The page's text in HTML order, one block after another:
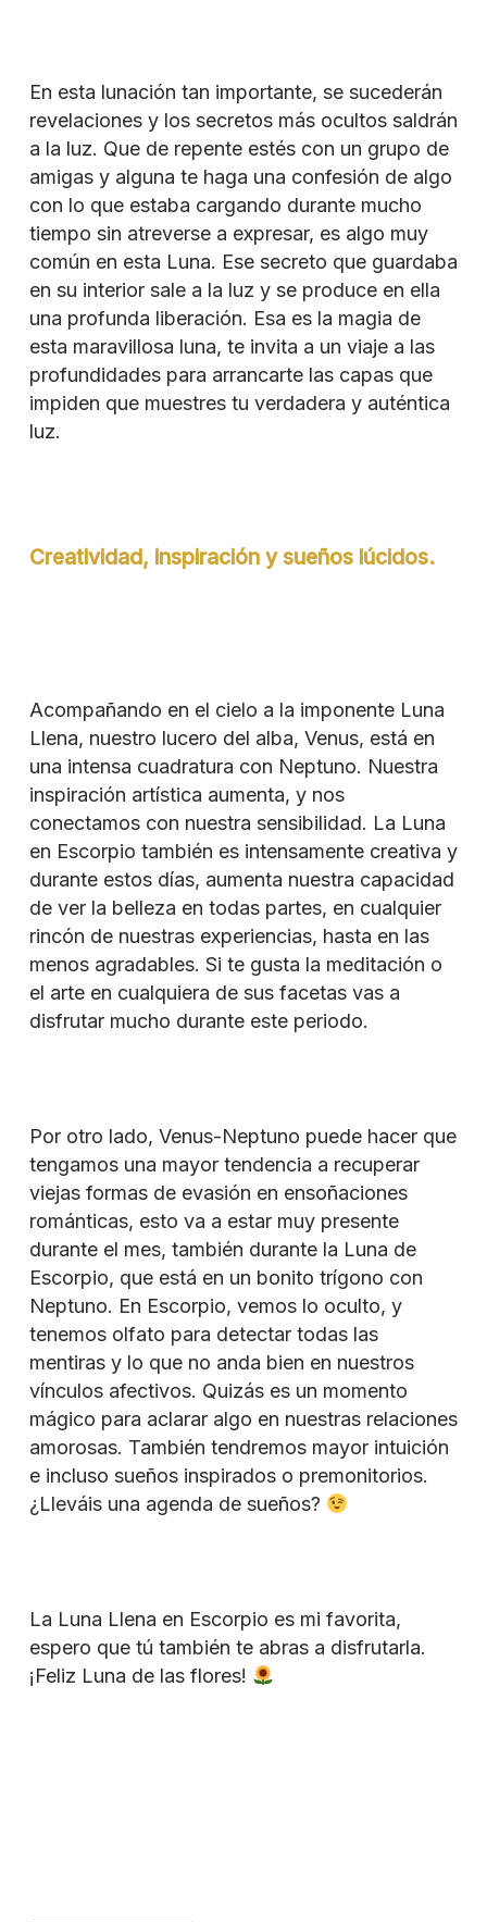
En esta lunación tan importante, se sucederán
revelaciones y los secretos más ocultos saldrán
a la luz. Que de repente estés con un grupo de
amigas y alguna te haga una confesión de algo
con lo que estaba cargando durante mucho
tiempo sin atreverse a expresar, es algo muy
común en esta Luna. Ese secreto que guardaba
en su interior sale a la luz y se produce en ella
una profunda liberación. Esa es la magia de
esta maravillosa luna, te invita a un viaje a las
profundidades para arrancarte las capas que
impiden que muestres tu verdadera y auténtica
luz.
Creatividad, inspiración y sueños lúcidos.
Acompañando en el cielo a la imponente Luna
Llena, nuestro lucero del alba, Venus, está en
una intensa cuadratura con Neptuno. Nuestra
inspiración artística aumenta, y nos
conectamos con nuestra sensibilidad. La Luna
en Escorpio también es intensamente creativa y
durante estos días, aumenta nuestra capacidad
de ver la belleza en todas partes, en cualquier
rincón de nuestras experiencias, hasta en las
menos agradables. Si te gusta la meditación o
el arte en cualquiera de sus facetas vas a
disfrutar mucho durante este periodo.
Por otro lado, Venus-Neptuno puede hacer que
tengamos una mayor tendencia a recuperar
viejas formas de evasión en ensoñaciones
románticas, esto va a estar muy presente
durante el mes, también durante la Luna de
Escorpio, que está en un bonito trígono con
Neptuno. En Escorpio, vemos lo oculto, y
tenemos olfato para detectar todas las
mentiras y lo que no anda bien en nuestros
vínculos afectivos. Quizás es un momento
mágico para aclarar algo en nuestras relaciones
amorosas. También tendremos mayor intuición
e incluso sueños inspirados o premonitorios.
¿Lleváis una agenda de sueños?
La Luna Llena en Escorpio es mi favorita,
espero que tú también te abras a disfrutarla.
¡Feliz Luna de las flores!